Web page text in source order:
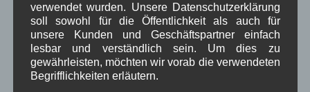
Kategorien für Beiträge
Aushang Rathaus(232)
verwendet wurden. Unsere Datenschutzerklärung
soll sowohl für die Öffentlichkeit als auch für
unsere Kunden und Geschäftspartner einfach
lesbar und verständlich sein. Um dies zu
gewährleisten, möchten wir vorab die verwendeten
Begrifflichkeiten erläutern.